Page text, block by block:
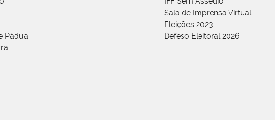
Pádua
Sala de Imprensa Virtual
Eleições 2023
Defeso Eleitoral 2026